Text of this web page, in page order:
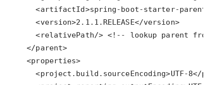
    <version>2.1.1.RELEASE</version>